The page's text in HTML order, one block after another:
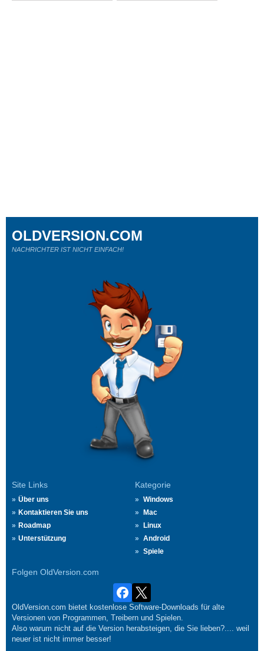
Site Links
Über uns
Kontaktieren Sie uns
Roadmap
Unterstützung
Kategorie
Windows
Mac
Linux
Android
Spiele
Folgen OldVersion.com
OLDVERSION.COM
NACHRICHTER IST NICHT EINFACH!
OldVersion.com bietet kostenlose Software-Downloads für alte
Versionen von Programmen, Treibern und Spielen.
Also warum nicht auf die Version herabsteigen, die Sie lieben?.... weil
neuer ist nicht immer besser!